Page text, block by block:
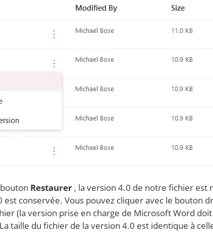
Restaurer, la version 4.0 de notre fichier est
est conservée. Vous pouvez cliquer avec le bouton
(la version prise en charge de Microsoft Word
taille du fichier de la version 4.0 est identique à